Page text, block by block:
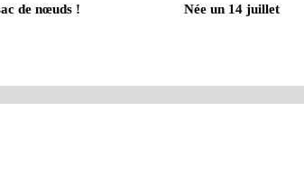
de nœuds !
Née un 14 juillet